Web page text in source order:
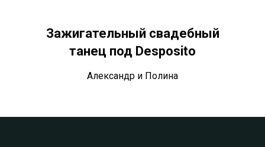
Зажигательный свадебный
танец под Desposito
Александр и Полина